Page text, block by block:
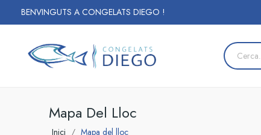
BENVINGUTS A CONGELATS DIEGO !
Mapa Del Lloc
Inici Mapa del lloc